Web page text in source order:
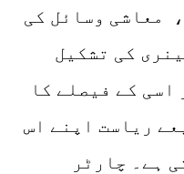
معاشی وسائل کی
کی تشکیل
اسی کے فیصلے کا
ریاست اپنے اس
ہے۔ چارٹر